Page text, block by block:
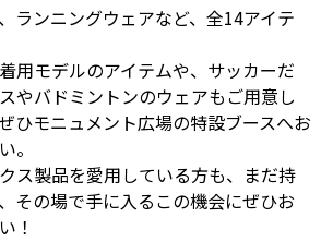
ランニングウェアなど、全14アイテ
用モデルのアイテムや、サッカーだ
やバドミントンのウェアもご用意し
ひモニュメント広場の特設ブースへお
。
ス製品を愛用している方も、まだ持
その場で手に入るこの機会にぜひお
！